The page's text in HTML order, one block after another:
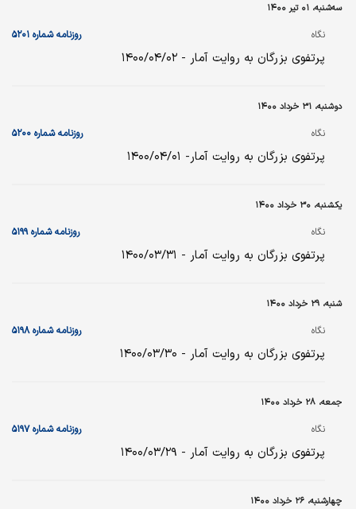
سه‌شنبه، ۰۱ تیر ۱۴۰۰
نگاه روزنامه شماره ۵۲۰۱
پرتفوی بزرگان به روایت آمار - ۱۴۰۰/۰۴/۰۲
دوشنبه، ۳۱ خرداد ۱۴۰۰
نگاه روزنامه شماره ۵۲۰۰
پرتفوی بزرگان به روایت آمار- ۱۴۰۰/۰۴/۰۱
یکشنبه، ۳۰ خرداد ۱۴۰۰
نگاه روزنامه شماره ۵۱۹۹
پرتفوی بزرگان به روایت آمار - ۱۴۰۰/۰۳/۳۱
شنبه، ۲۹ خرداد ۱۴۰۰
نگاه روزنامه شماره ۵۱۹۸
پرتفوی بزرگان به روایت آمار - ۱۴۰۰/۰۳/۳۰
جمعه، ۲۸ خرداد ۱۴۰۰
نگاه روزنامه شماره ۵۱۹۷
پرتفوی بزرگان به روایت آمار - ۱۴۰۰/۰۳/۲۹
چهارشنبه، ۲۶ خرداد ۱۴۰۰